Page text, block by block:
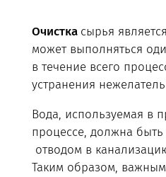
Очистка сырья
может выполняться
в течение всего
устранения
Вода, используемая в
процессе, должна
отводом в
Таким образом,